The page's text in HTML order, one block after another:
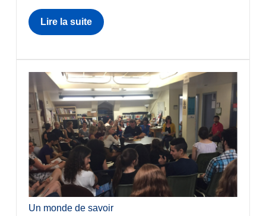
Lire la suite
Un monde de savoir